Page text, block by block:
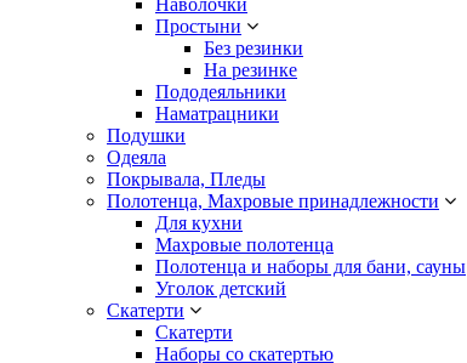
Наволочки
Простыни
Без резинки
На резинке
Пододеяльники
Наматрацники
Подушки
Одеяла
Покрывала, Пледы
Полотенца, Махровые принадлежности
Для кухни
Махровые полотенца
Полотенца и наборы для бани, сауны
Уголок детский
Скатерти
Скатерти
Наборы со скатертью